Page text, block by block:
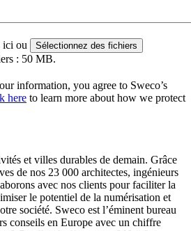
ici ou
Sélectionnez des fichiers
: 50 MB.
information, you agree to Sweco’s
here to learn more about how we protect
et villes durables de demain. Grâce
de nos 23 000 architectes, ingénieurs
avec nos clients pour faciliter la
le potentiel de la numérisation et
société. Sweco est l’éminent bureau
conseils en Europe avec un chiffre